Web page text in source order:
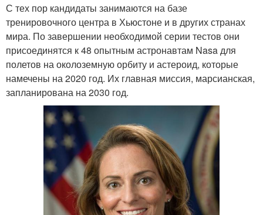
С тех пор кандидаты занимаются на базе
тренировочного центра в Хьюстоне и в других странах
мира. По завершении необходимой серии тестов они
присоединятся к 48 опытным астронавтам Nasa для
полетов на околоземную орбиту и астероид, которые
намечены на 2020 год. Их главная миссия, марсианская,
запланирована на 2030 год.